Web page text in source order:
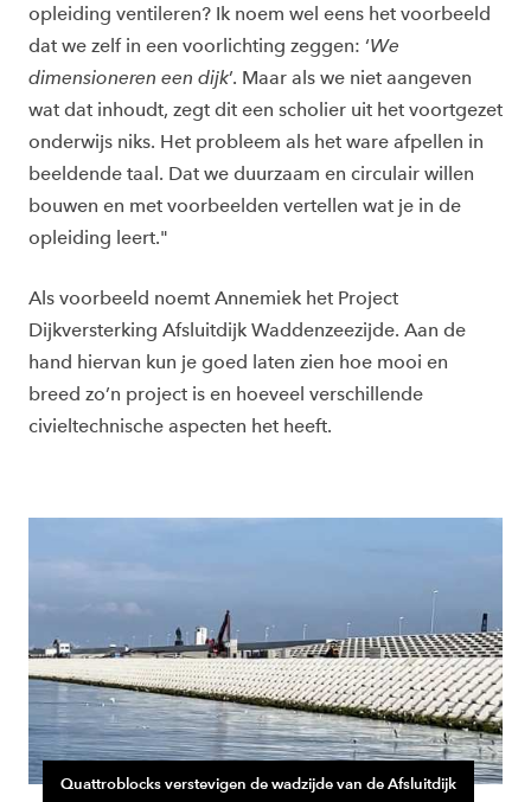
opleiding ventileren? Ik noem wel eens het voorbeeld
dat we zelf in een voorlichting zeggen: ‘We
dimensioneren een dijk’. Maar als we niet aangeven
wat dat inhoudt, zegt dit een scholier uit het voortgezet
onderwijs niks. Het probleem als het ware afpellen in
beeldende taal. Dat we duurzaam en circulair willen
bouwen en met voorbeelden vertellen wat je in de
opleiding leert."
Als voorbeeld noemt Annemiek het Project
Dijkversterking Afsluitdijk Waddenzeezijde. Aan de
hand hiervan kun je goed laten zien hoe mooi en
breed zo’n project is en hoeveel verschillende
civieltechnische aspecten het heeft.
Quattroblocks verstevigen de wadzijde van de Afsluitdijk